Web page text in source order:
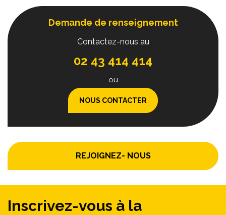
Demande de renseignement
Contactez-nous au
02 43 414 414
ou
NOUS CONTACTER
REJOIGNEZ- NOUS
Inscrivez-vous à la